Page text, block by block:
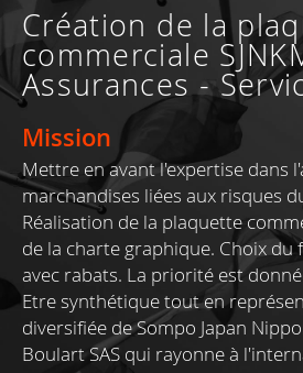
Création de la
commerciale
Assurances -
Mission
Mettre en avant l'expertise dans
marchandises liées aux risques
Réalisation de la plaquette
de la charte graphique. Choix
avec rabats. La priorité est
Etre synthétique tout en
diversifiée de Sompo Japan
Boulart SAS qui rayonne à